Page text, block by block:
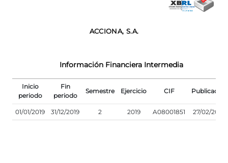
ACCIONA, S.A.
Información Financiera Intermedia
Inicio
periodo
Fin
periodo
Semestre Ejercicio CIF Publicación
01/01/2019 31/12/2019 2 2019 A08001851 27/02/2020